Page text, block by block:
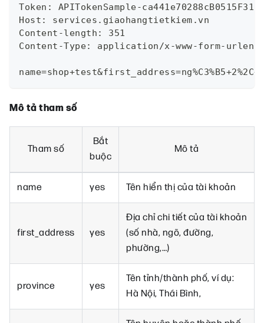
Token: APITokenSample-
Host: services.giaohangtietkiem.vn
Content-length: 351
Content-Type: application/x-www-form-
Mô tả tham số
Tham số
Bắt
buộc
Mô tả
name yes Tên hiển thị của tài khoản
first_address yes
Địa chỉ chi tiết của tài khoản
(số nhà, ngõ, đường,
phường,…)
province yes
Tên tỉnh/thành phố, ví dụ:
Hà Nội, Thái Bình,